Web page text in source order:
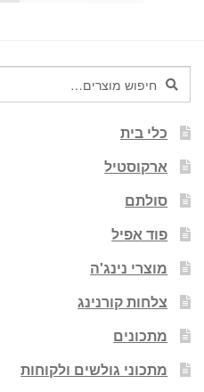
חיפוש
עבור:
חיפוש
כלי בית
ארקוסטיל
סולתם
פוד אפיל
מוצרי נינג'ה
צלחות קורנינג
מתכונים
מתכוני גולשים ולקוחות